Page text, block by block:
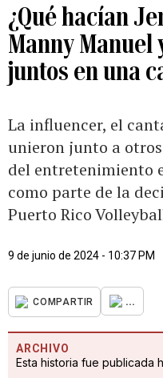
¿Qué hacían
Manny Manuel
juntos en una
La influencer, el
unieron junto a
del entretenimiento
como parte de la
Puerto Rico
9 de junio de 2024 - 10:37 PM
COMPARTIR ...
ARCHIVO
Esta historia fue publicada